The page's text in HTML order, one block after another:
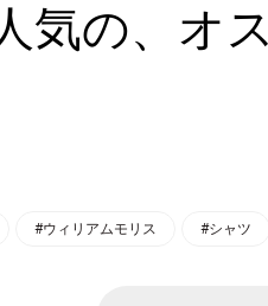
気の、オ
#ウィリアムモリス #シャツ